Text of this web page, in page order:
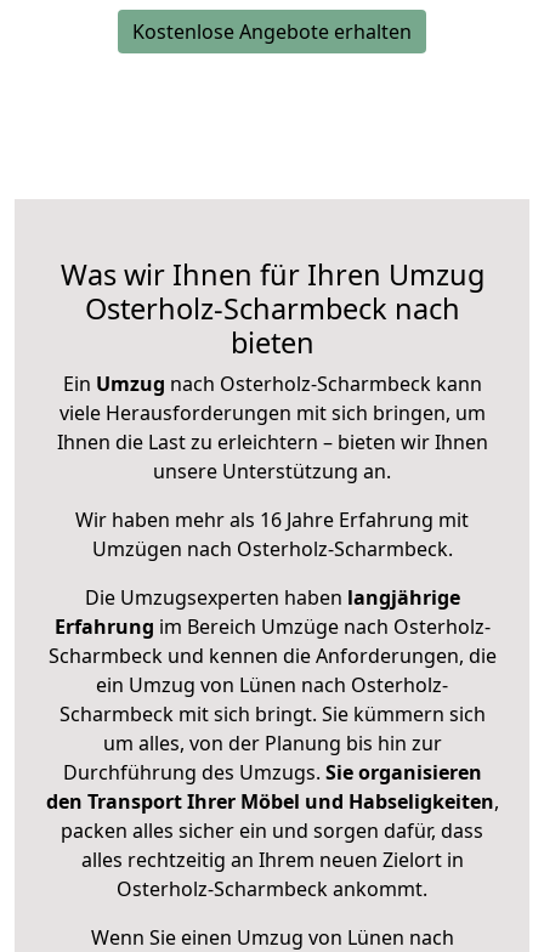
Kostenlose Angebote erhalten
Was wir Ihnen für Ihren Umzug
Osterholz-Scharmbeck nach
bieten
Ein Umzug nach Osterholz-Scharmbeck kann
viele Herausforderungen mit sich bringen, um
Ihnen die Last zu erleichtern – bieten wir Ihnen
unsere Unterstützung an.
Wir haben mehr als 16 Jahre Erfahrung mit
Umzügen nach Osterholz-Scharmbeck.
Die Umzugsexperten haben langjährige
Erfahrung im Bereich Umzüge nach Osterholz-
Scharmbeck und kennen die Anforderungen, die
ein Umzug von Lünen nach Osterholz-
Scharmbeck mit sich bringt. Sie kümmern sich
um alles, von der Planung bis hin zur
Durchführung des Umzugs. Sie organisieren
den Transport Ihrer Möbel und Habseligkeiten,
packen alles sicher ein und sorgen dafür, dass
alles rechtzeitig an Ihrem neuen Zielort in
Osterholz-Scharmbeck ankommt.
Wenn Sie einen Umzug von Lünen nach